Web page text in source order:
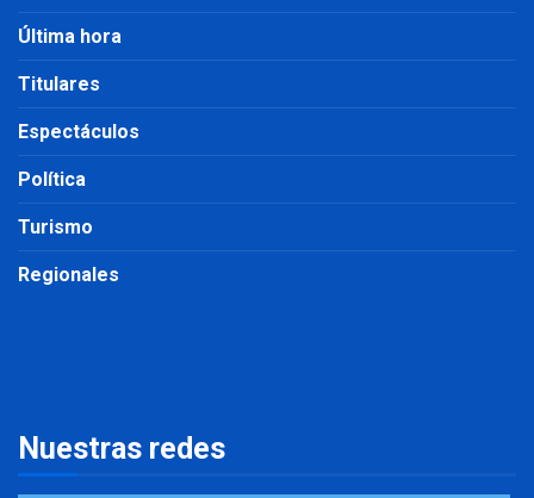
Última hora
Titulares
Espectáculos
Política
Turismo
Regionales
Nuestras redes